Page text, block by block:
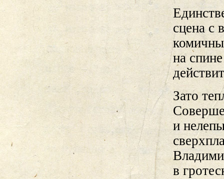
сцена с
на
Зато
и
в